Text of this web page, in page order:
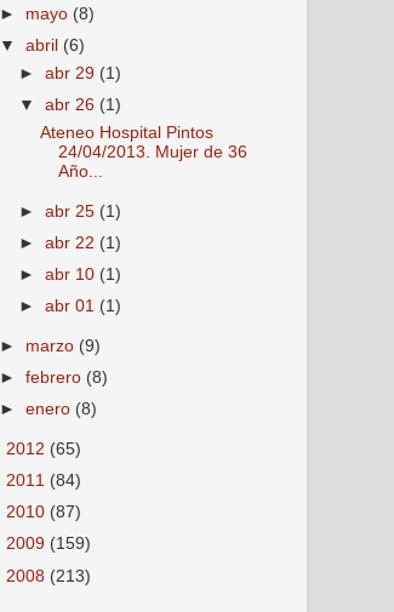
► mayo (8)
▼abril (6)
►abr 29 (1)
▼abr 26 (1)
Ateneo Hospital Pintos
24/04/2013. Mujer de 36
Año...
►abr 25 (1)
►abr 22 (1)
►abr 10 (1)
►abr 01 (1)
► marzo (9)
►febrero (8)
►enero (8)
2012 (65)
2011 (84)
2010 (87)
2009 (159)
2008 (213)